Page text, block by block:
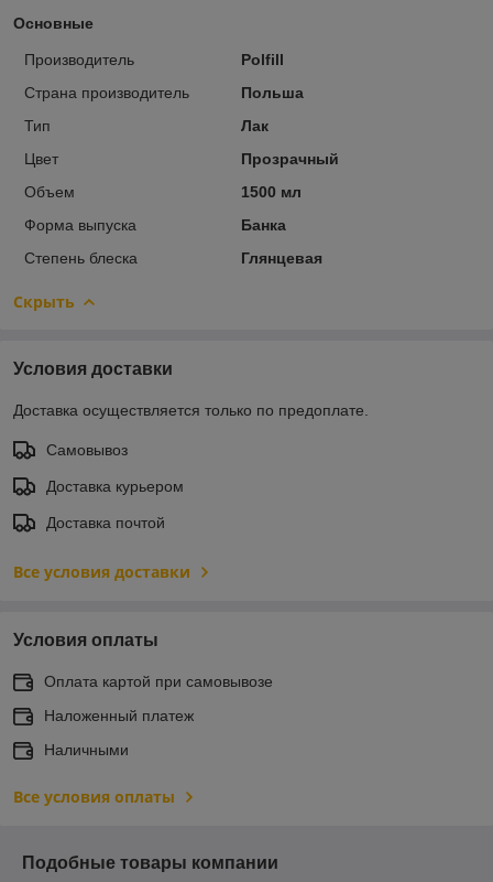
Основные
Производитель
Polfill
Страна производитель
Польша
Тип
Лак
Цвет
Прозрачный
Объем
1500 мл
Форма выпуска
Банка
Степень блеска
Глянцевая
Скрыть
Условия доставки
Доставка осуществляется только по предоплате.
Самовывоз
Доставка курьером
Доставка почтой
Все условия доставки
Условия оплаты
Оплата картой при самовывозе
Наложенный платеж
Наличными
Все условия оплаты
Подобные товары компании